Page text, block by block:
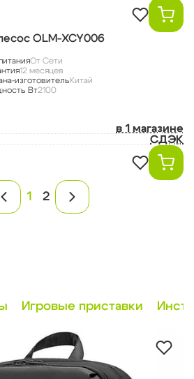
OLM-XCY006
От Сети
12 месяцев
изготовительКитай
Вт2100
в 1 магазине
СДЭК
1 2
Игровые приставки